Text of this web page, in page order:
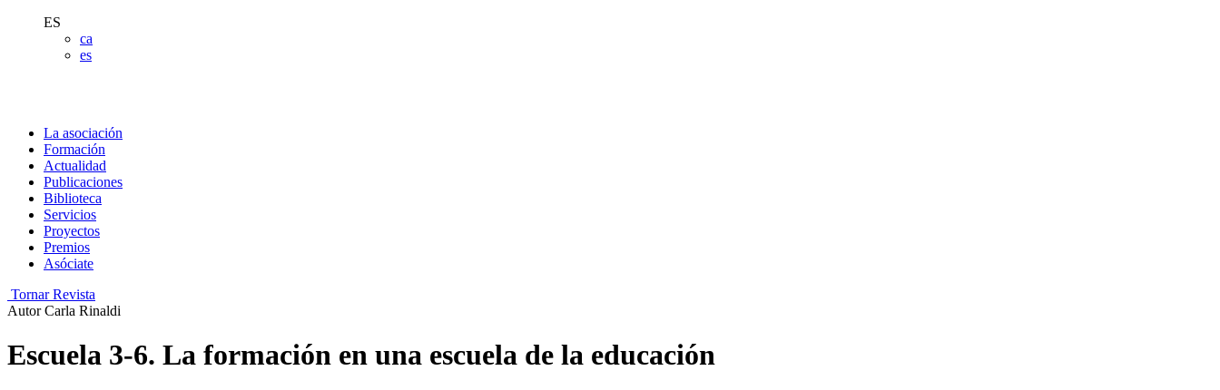
ES
ca
es
La asociación
Formación
Actualidad
Publicaciones
Biblioteca
Servicios
Proyectos
Premios
Asóciate
Tornar Revista
Autor Carla Rinaldi
Escuela 3-6. La formación en una escuela de la educación